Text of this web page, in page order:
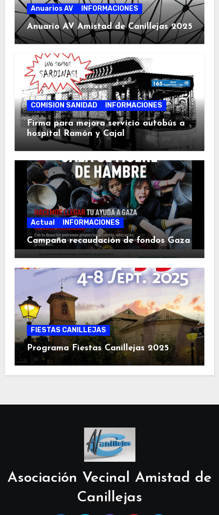
Anuarios AV INFORMACIONES
Anuario AV Amistad de Canillejas 2025
COMISION SANIDAD INFORMACIONES
Firma para mejora servicio autobús a
hospital Ramón y Cajal
Actual INFORMACIONES
Campaña recaudación de fondos Gaza
FIESTAS CANILLEJAS
Programa Fiestas Canillejas 2025
Asociación Vecinal Amistad de
Canillejas